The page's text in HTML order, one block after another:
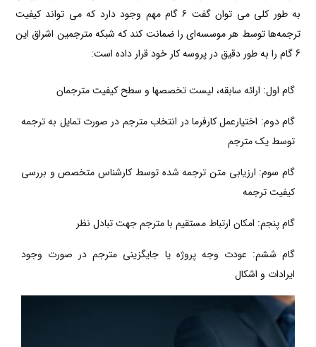
به طور کلی می توان گفت 6 گام مهم وجود دارد که می تواند کیفیت
ترجمه‌ها توسط هر موسسه‌ای را ضمانت کند که شبکه مترجمین اشراق این
6 گام را به طور دقیق در پروسه کار خود قرار داده است:
گام اول: ارائه سابقه، لیست تخصصها و سطح کیفیت مترجمان
گام دوم: اختیارعمل کارفرما در انتخاب مترجم در صورت تمایل به ترجمه
توسط یک مترجم
گام سوم: ارزیابی متن ترجمه شده توسط کارشناس متخصص و بررسی
کیفیت ترجمه
گام پنجم: امکان ارتباط مستقیم با مترجم جهت تبادل نظر
گام ششم: عودت وجه پروژه یا جایگزینی مترجم در صورت وجود
ایرادات و اشکال